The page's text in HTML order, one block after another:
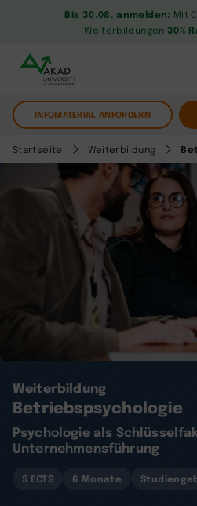
Bis 30.08. anmelden: Mit
Weiterbildungen 30%
INFOMATERIAL ANFORDERN
Startseite Weiterbildung
Weiterbildung
Betriebspsychologie
Psychologie als
Unternehmensführung
5 ECTS 6 Monate